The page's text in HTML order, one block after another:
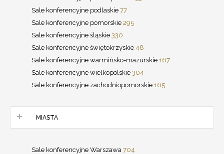
Sale konferencyjne podlaskie 77
Sale konferencyjne pomorskie 295
Sale konferencyjne śląskie 330
Sale konferencyjne świętokrzyskie 48
Sale konferencyjne warmińsko-mazurskie 167
Sale konferencyjne wielkopolskie 304
Sale konferencyjne zachodniopomorskie 165
MIASTA
Sale konferencyjne Warszawa 704